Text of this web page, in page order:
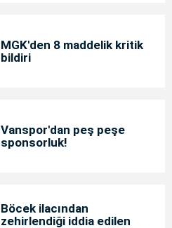
MGK'den 8 maddelik kritik
bildiri
Vanspor'dan peş peşe
sponsorluk!
Böcek ilacından
zehirlendiği iddia edilen